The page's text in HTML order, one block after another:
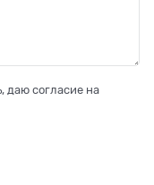
даю согласие на